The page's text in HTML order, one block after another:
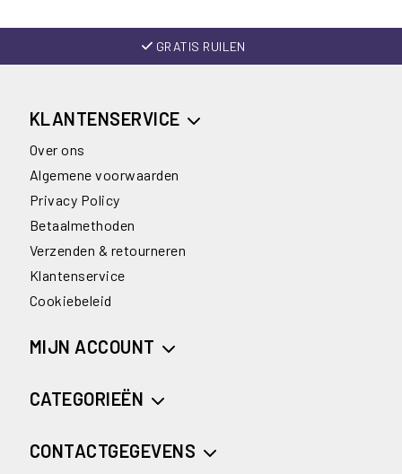
GRATIS RUILEN
KLANTENSERVICE
Over ons
Algemene voorwaarden
Privacy Policy
Betaalmethoden
Verzenden & retourneren
Klantenservice
Cookiebeleid
MIJN ACCOUNT
CATEGORIEËN
CONTACTGEGEVENS